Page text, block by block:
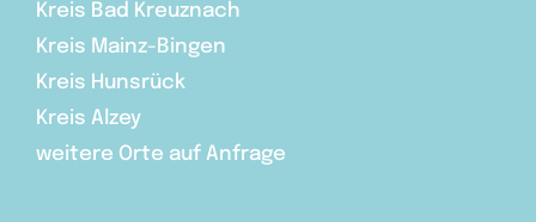
Kreis Bad Kreuznach
Kreis Mainz-Bingen
Kreis Hunsrück
Kreis Alzey
weitere Orte auf Anfrage